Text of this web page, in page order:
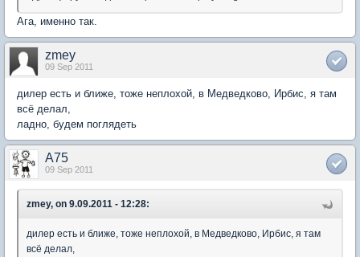
Ага, именно так.
zmey
09 Sep 2011
дилер есть и ближе, тоже неплохой, в Медведково, Ирбис, я там
всё делал,
ладно, будем поглядеть
A75
09 Sep 2011
zmey, on 9.09.2011 - 12:28:
дилер есть и ближе, тоже неплохой, в Медведково, Ирбис, я там
всё делал,